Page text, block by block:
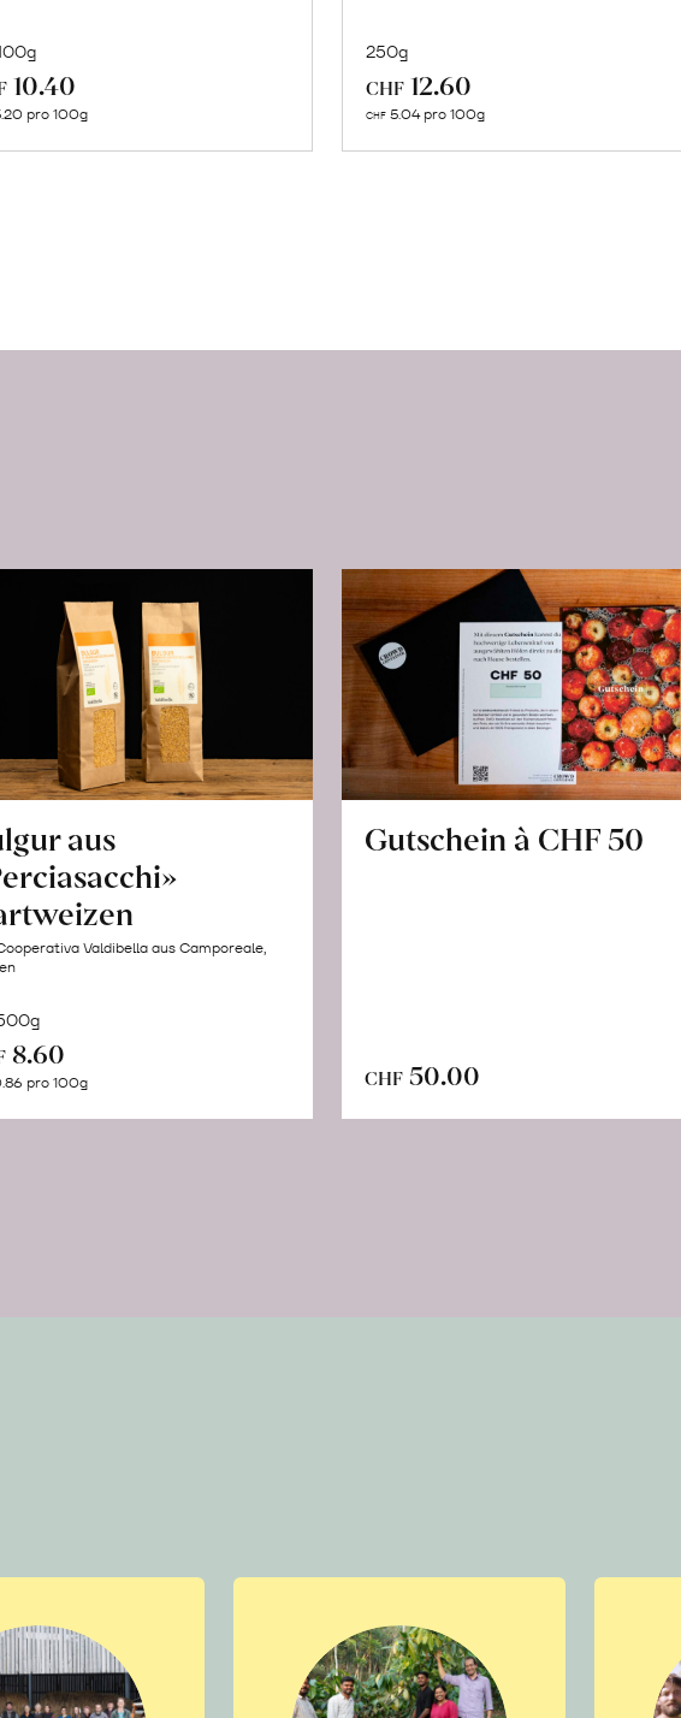
10.40
pro 100g
250g
CHF 12.60
CHF 5.04 pro 100g
aus
Valdibella aus Camporeale,
8.60
pro 100g
Gutschein à CHF 50
CHF 50.00
Warenkorb